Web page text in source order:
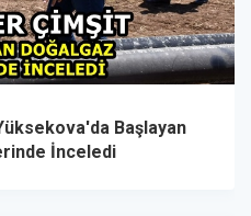
Başlayan
İnceledi